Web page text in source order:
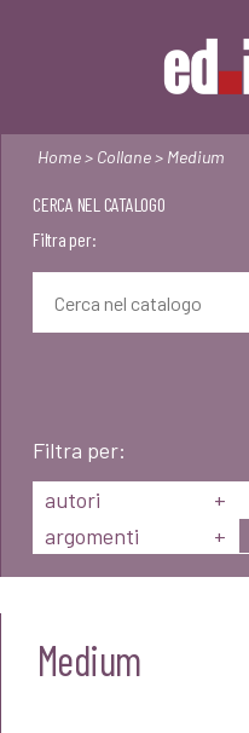
Home> Collane> Medium
CERCA NEL CATALOGO
Filtra per:
Filtra per:
autori
+
argomenti
+
Medium